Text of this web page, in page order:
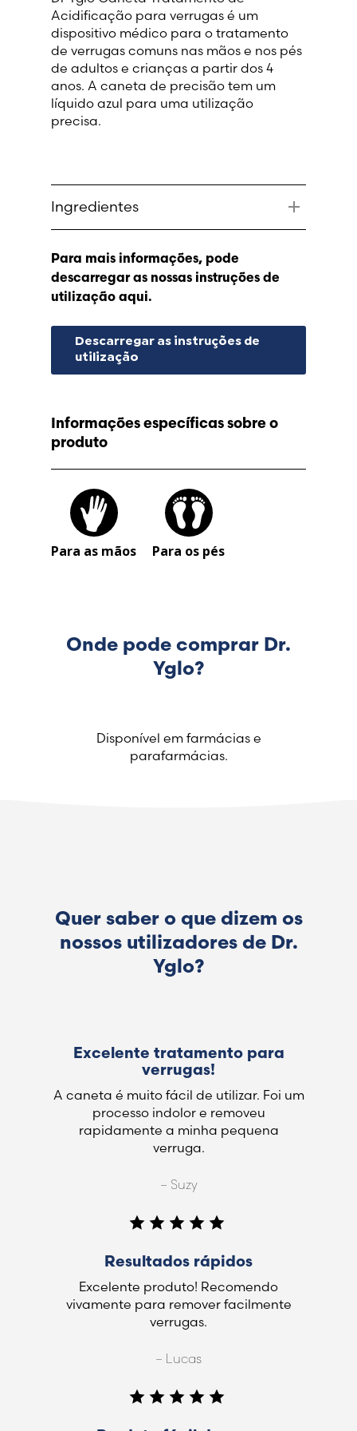
Acidificação para verrugas é um
dispositivo médico para o tratamento
de verrugas comuns nas mãos e nos pés
de adultos e crianças a partir dos 4
anos. A caneta de precisão tem um
líquido azul para uma utilização
precisa.
Ingredientes
combinação de ácido
monocloroacético (50%), água
purificada e azul de metileno.
Para mais informações, pode
descarregar as nossas instruções de
utilização aqui.
Descarregar as instruções de
utilização
Informações específicas sobre o
produto
Para as mãos Para os pés
Onde pode comprar Dr.
Yglo?
Disponível em farmácias e
parafarmácias.
Quer saber o que dizem os
nossos utilizadores de Dr.
Yglo?
Excelente tratamento para
verrugas!
A caneta é muito fácil de utilizar. Foi um
processo indolor e removeu
rapidamente a minha pequena
verruga.
– Suzy
Resultados rápidos
Excelente produto! Recomendo
vivamente para remover facilmente
verrugas.
– Lucas
France (French)
Finland (Finnish)
Hong Kong (Chinese)
Ireland (Irish)
Kuwait (Arabic)
Latvia (Latvian)
Lithuania (Lithuanian)
Poland (Polish)
Switzerland (Deutsch)
United Kingdom (English)